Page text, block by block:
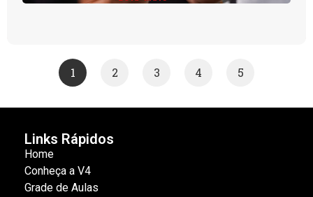
1 2 3 4 5
Links Rápidos
Home
Conheça a V4
Grade de Aulas